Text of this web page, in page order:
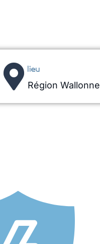
lieu
Région Wallonne